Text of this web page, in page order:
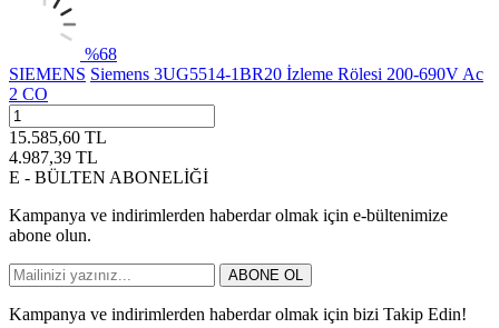
%68
SIEMENS Siemens 3UG5514-1BR20 İzleme Rölesi 200-690V Ac
2 CO
15.585,60 TL
4.987,39 TL
E - BÜLTEN ABONELİĞİ
Kampanya ve indirimlerden haberdar olmak için e-bültenimize
abone olun.
ABONE OL
Kampanya ve indirimlerden haberdar olmak için bizi Takip Edin!